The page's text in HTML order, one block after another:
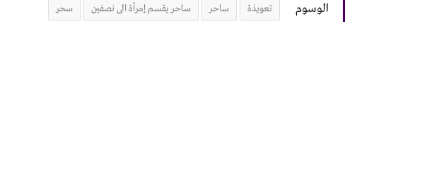
الوسوم تعويذة ساحر ساحر يقسم إمرأة الى نصفين سحر